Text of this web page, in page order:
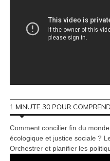
1 MINUTE 30 POUR
Comment concilier fin du
écologique et justice sociale ?
Orchestrer et planifier les